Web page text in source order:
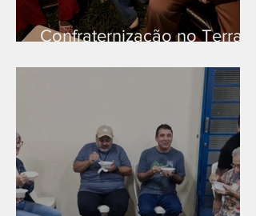
Confraternização no Terra